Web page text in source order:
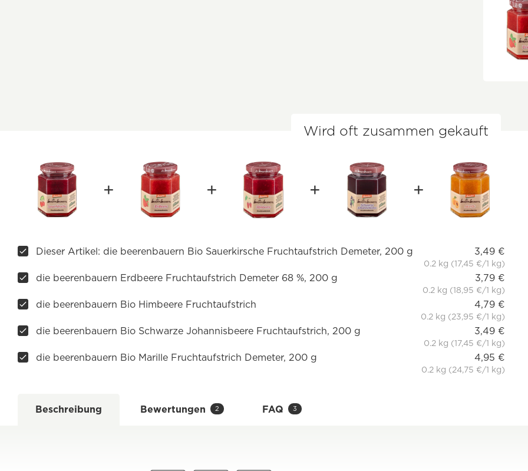
Wird oft zusammen gekauft
Dieser Artikel: die beerenbauern Bio Sauerkirsche Fruchtaufstrich Demeter, 200 g 3,49 €
0.2 kg (17,45 €/1 kg)
die beerenbauern Erdbeere Fruchtaufstrich Demeter 68 %, 200 g 3,79 €
0.2 kg (18,95 €/1 kg)
die beerenbauern Bio Himbeere Fruchtaufstrich 4,79 €
0.2 kg (23,95 €/1 kg)
die beerenbauern Bio Schwarze Johannisbeere Fruchtaufstrich, 200 g 3,49 €
0.2 kg (17,45 €/1 kg)
die beerenbauern Bio Marille Fruchtaufstrich Demeter, 200 g 4,95 €
0.2 kg (24,75 €/1 kg)
Beschreibung Bewertungen 2 FAQ 3